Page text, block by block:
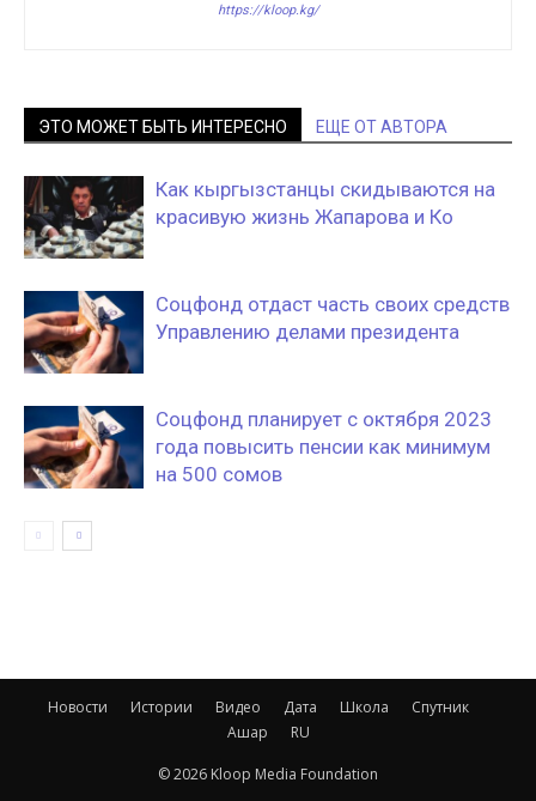
https://kloop.kg/
ЭТО МОЖЕТ БЫТЬ ИНТЕРЕСНО ЕЩЕ ОТ АВТОРА
Как кыргызстанцы скидываются на
красивую жизнь Жапарова и Ко
Соцфонд отдаст часть своих средств
Управлению делами президента
Соцфонд планирует с октября 2023
года повысить пенсии как минимум
на 500 сомов
Новости Истории Видео Дата Школа
Спутник
Ашар
RU
© 2026 Kloop Media Foundation